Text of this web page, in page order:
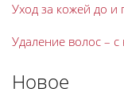
Уход за кожей до и
Удаление волос –
Новое